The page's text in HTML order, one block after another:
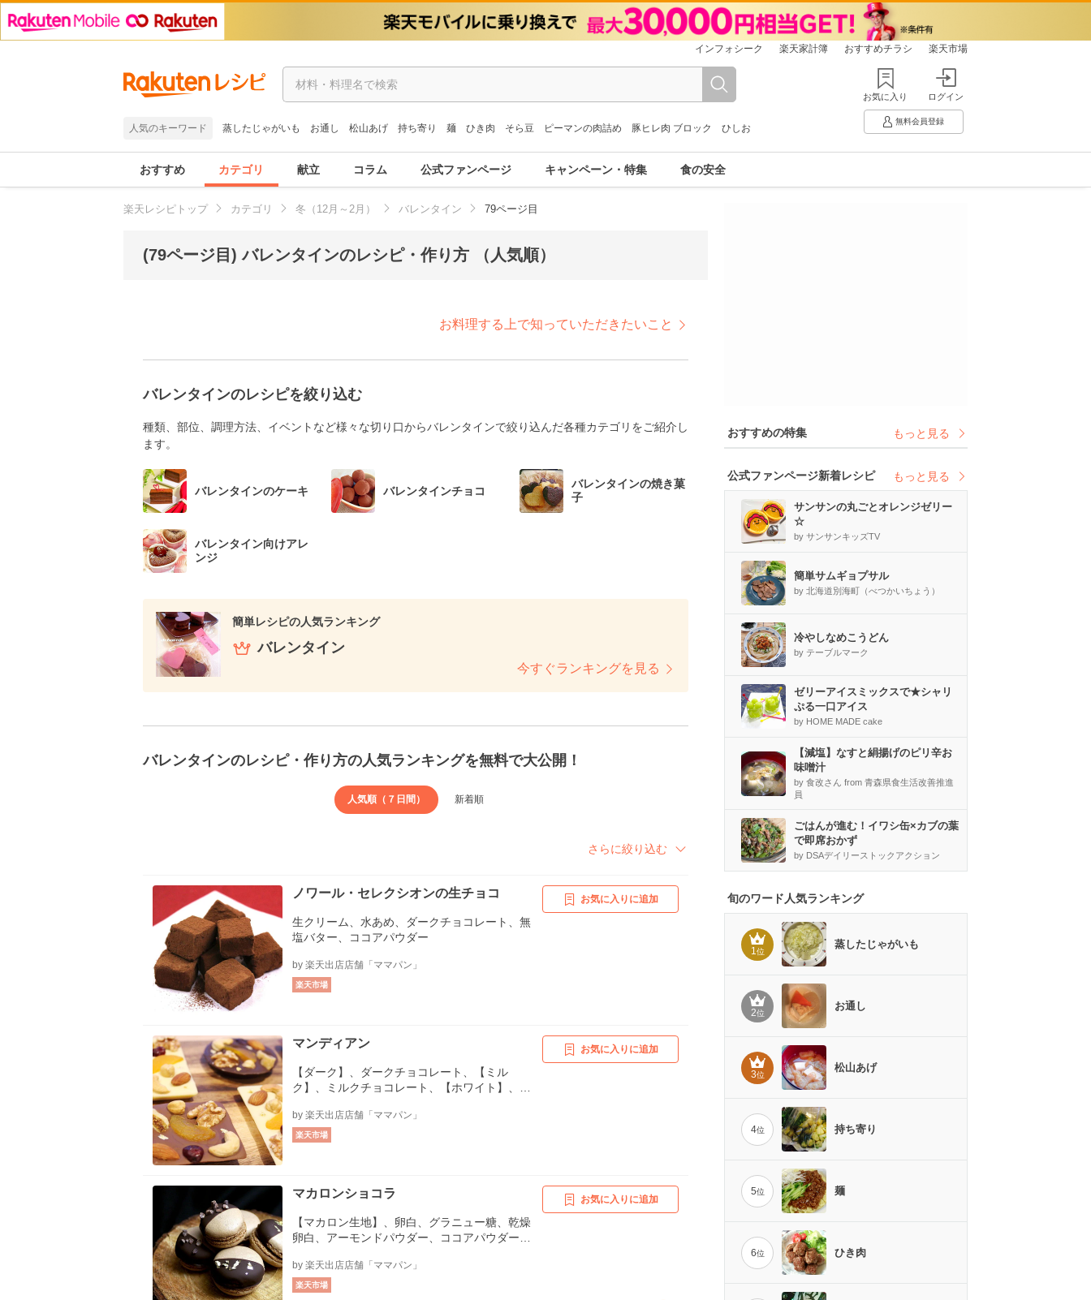
インフォシーク 楽天家計簿 おすすめチラシ 楽天市場
人気のキーワード 蒸したじゃがいも お通し 松山あげ 持ち寄り 麺 ひき肉 そら豆 ピーマンの肉詰め 豚ヒレ肉 ブロック ひしお
お気に入り ログイン
無料会員登録
おすすめ カテゴリ 献立 コラム 公式ファンページ キャンペーン・特集 食の安全
楽天レシピトップ カテゴリ 冬（12月～2月） バレンタイン 79ページ目
(79ページ目) バレンタインのレシピ・作り方 （人気順）
お料理する上で知っていただきたいこと
バレンタインのレシピを絞り込む
種類、部位、調理方法、イベントなど様々な切り口からバレンタインで絞り込んだ各種カテゴリをご紹介し
ます。
バレンタインのケーキ バレンタインチョコ
バレンタインの焼き菓
子
バレンタイン向けアレ
ンジ
簡単レシピの人気ランキング
バレンタイン
今すぐランキングを見る
バレンタインのレシピ・作り方の人気ランキングを無料で大公開！
人気順（７日間） 新着順
さらに絞り込む
ノワール・セレクシオンの生チョコ
生クリーム、水あめ、ダークチョコレート、無
塩バター、ココアパウダー
by 楽天出店店舗「ママパン」
楽天市場
お気に入りに追加
マンディアン
【ダーク】、ダークチョコレート、【ミル
ク】、ミルクチョコレート、【ホワイト】、ホ
ルミ、アーモンドホール、ヘーゼルナッツホー
ル、カシューナッツホール、ドライアプリコッ
by 楽天出店店舗「ママパン」
楽天市場
お気に入りに追加
マカロンショコラ
【マカロン生地】、卵白、グラニュー糖、乾燥
卵白、アーモンドパウダー、ココアパウダー、
ロース、ダークチョコレート、無塩バター、
【トッピング】、チョコレート、カカオニブ、
by 楽天出店店舗「ママパン」
楽天市場
お気に入りに追加
おすすめの特集 もっと見る
公式ファンページ新着レシピ もっと見る
サンサンの丸ごとオレンジゼリー
☆
by サンサンキッズTV
簡単サムギョプサル
by 北海道別海町（べつかいちょう）
冷やしなめこうどん
by テーブルマーク
ゼリーアイスミックスで★シャリ
ぷる一口アイス
by HOME MADE cake
【減塩】なすと絹揚げのピリ辛お
味噌汁
by 食改さん from 青森県食生活改善推進
員
ごはんが進む！イワシ缶×カブの葉
で即席おかず
by DSAデイリーストックアクション
旬のワード人気ランキング
1位
蒸したじゃがいも
2位
お通し
3位
松山あげ
4位 持ち寄り
5位 麺
6位 ひき肉